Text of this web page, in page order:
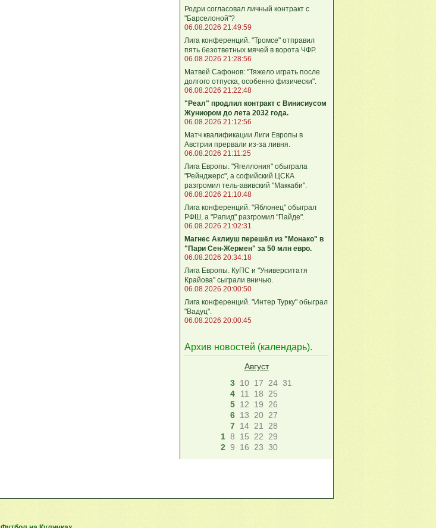
Родри согласовал личный контракт с
"Барселоной"?
06.08.2026 21:49:59
Лига конференций. "Тромсе" отправил
пять безответных мячей в ворота ЧФР.
06.08.2026 21:28:56
Матвей Сафонов: "Тяжело играть после
долгого отпуска, особенно физически".
06.08.2026 21:22:48
"Реал" продлил контракт с Винисиусом
Жуниором до лета 2032 года.
06.08.2026 21:12:56
Матч квалификации Лиги Европы в
Австрии прервали из-за ливня.
06.08.2026 21:11:25
Лига Европы. "Ягеллония" обыграла
"Рейнджерс", а софийский ЦСКА
разгромил тель-авивский "Маккаби".
06.08.2026 21:10:48
Лига кoнференций. "Яблонец" обыграл
РФШ, а "Рапид" разгромил "Пайде".
06.08.2026 21:02:31
Магнес Аклиуш перешёл из "Монако" в
"Пари Сен-Жермен" за 50 млн евро.
06.08.2026 20:34:18
Лига Европы. КуПС и "Университатя
Крайова" сыграли вничью.
06.08.2026 20:00:50
Лига конференций. "Интер Турку" обыграл
"Вадуц".
06.08.2026 20:00:45
Архив новостей (календарь).
Август
3 10 17 24 31
4
11 18
25
5 12 19
26
6 13 20 27
7 14 21
28
1 8 15 22
29
2 9 16 23 30